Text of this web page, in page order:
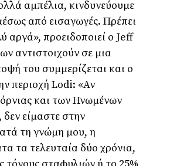
αμπέλια, κινδυνεύουμε
από εισαγωγές. Πρέπει
αργά», προειδοποιεί ο Jeff
αντιστοιχούν σε μια
του συμμερίζεται και ο
περιοχή Lodi: «Αν
και των Ηνωμένων
είμαστε στην
τη γνώμη μου, η
τα τελευταία δύο χρόνια,